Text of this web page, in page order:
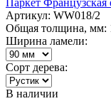
Артикул: WW018/2
Общая толщина, мм:
Ширина ламели:
Сорт дерева:
В наличии